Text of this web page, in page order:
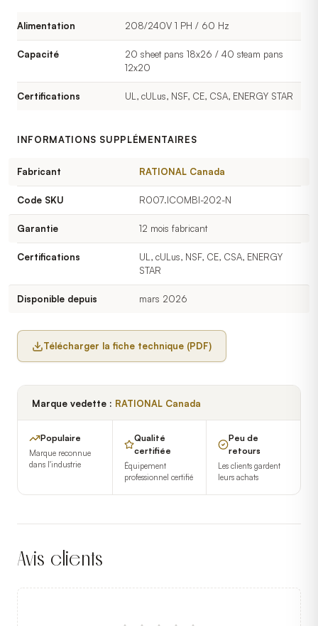
Alimentation 208/240V 1 PH / 60 Hz
Capacité
20 sheet pans 18x26 / 40 steam pans
12x20
Certifications UL, cULus, NSF, CE, CSA, ENERGY STAR
INFORMATIONS SUPPLÉMENTAIRES
Fabricant RATIONAL Canada
Code SKU R007.ICOMBI-202-N
Garantie 12 mois fabricant
Certifications
UL, cULus, NSF, CE, CSA, ENERGY
STAR
Disponible depuis mars 2026
Télécharger la fiche technique (PDF)
Marque vedette : RATIONAL Canada
Populaire
Marque reconnue
dans l'industrie
Qualité
certifiée
Équipement
professionnel certifié
Peu de
retours
Les clients gardent
leurs achats
Avis clients